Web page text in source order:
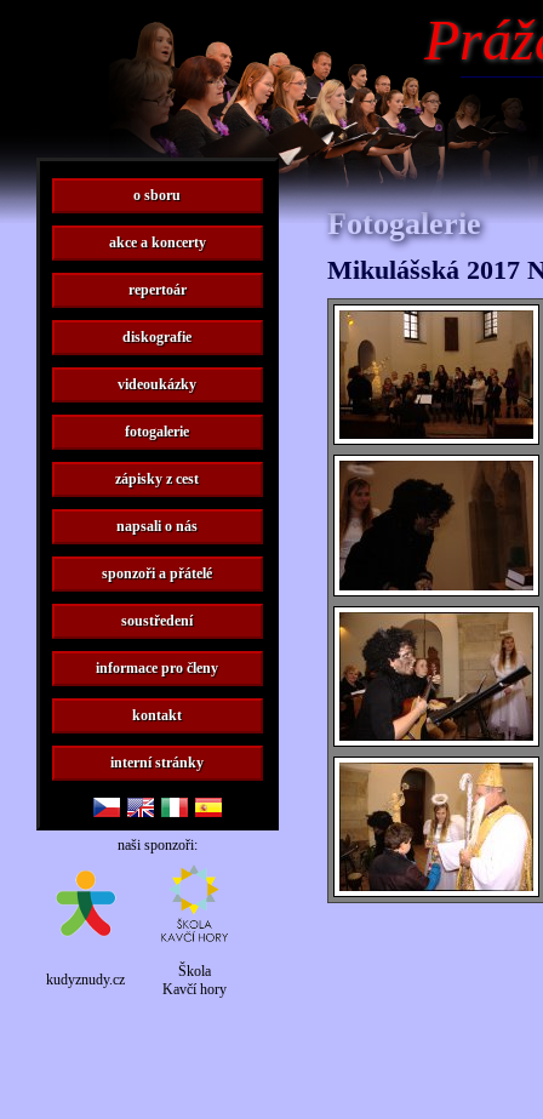
Fotogalerie
Mikulášská 2017
o sboru
akce a koncerty
repertoár
diskografie
videoukázky
fotogalerie
zápisky z cest
napsali o nás
sponzoři a přátelé
soustředení
informace pro členy
kontakt
interní stránky
naši sponzoři:
kudyznudy.cz
Škola
Kavčí hory